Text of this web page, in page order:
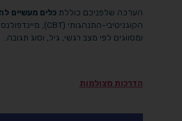
הערכה שלפניכם כוללת כלים מעשיים
הקוגניטיבי-התנהגותי (CBT), מיינדפולנס (קשיבות), ותרפיה באמנות. הכלים מותאמים
ומסווגים לפי מצב רגשי, גיל, וסוג תגובה.
הדרכות מצולמות